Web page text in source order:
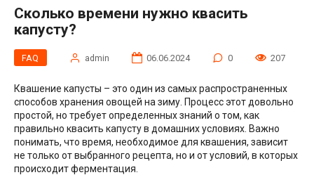
Сколько времени нужно квасить
капусту?
FAQ admin 06.06.2024 0 207
Квашение капусты – это один из самых распространенных
способов хранения овощей на зиму. Процесс этот довольно
простой, но требует определенных знаний о том, как
правильно квасить капусту в домашних условиях. Важно
понимать, что время, необходимое для квашения, зависит
не только от выбранного рецепта, но и от условий, в которых
происходит ферментация.